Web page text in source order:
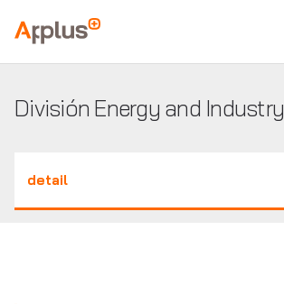
Applus+
División Energy and Industry
detail